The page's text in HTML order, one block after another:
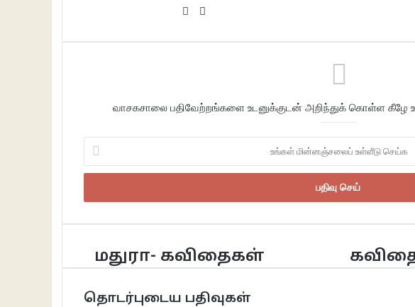
Website
வாசகசாலை பதிவேற்றங்களை உடனுக்குடன் அறிந்துக் கொள்ள கீழே
உங்கள்
மின்னஞ்சலைப்
உள்ளீடு
மதுரா- கவிதைகள்
தொடர்புடைய பதிவுகள்